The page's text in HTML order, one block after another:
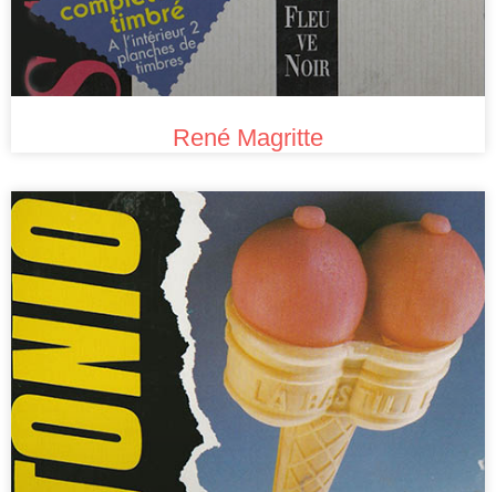
René Magritte